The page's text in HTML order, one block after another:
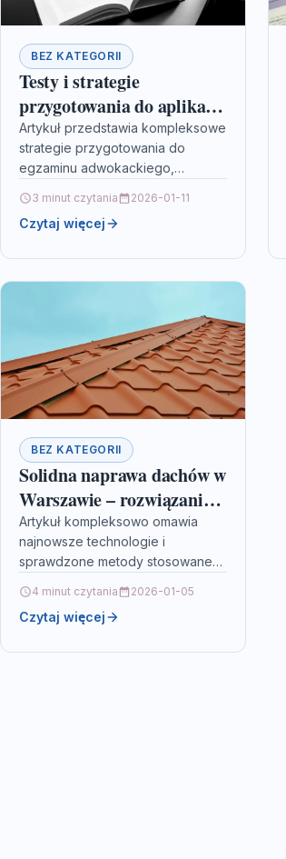
BEZ KATEGORII
Testy i strategie
przygotowania do aplikacji
adwokackiej
Artykuł przedstawia kompleksowe
strategie przygotowania do
egzaminu adwokackiego,
opracowania
spersonalizowanego planu nauki
3 minut czytania 2026-01-11
Czytaj więcej
BEZ KATEGORII
Solidna naprawa dachów w
Warszawie – rozwiązania
dla przemysłu i dużych
obiektów
Artykuł kompleksowo omawia
najnowsze technologie i
sprawdzone metody stosowane
przemysłowych, łącząc
tradycyjne doświadczenie z
4 minut czytania 2026-01-05
Czytaj więcej